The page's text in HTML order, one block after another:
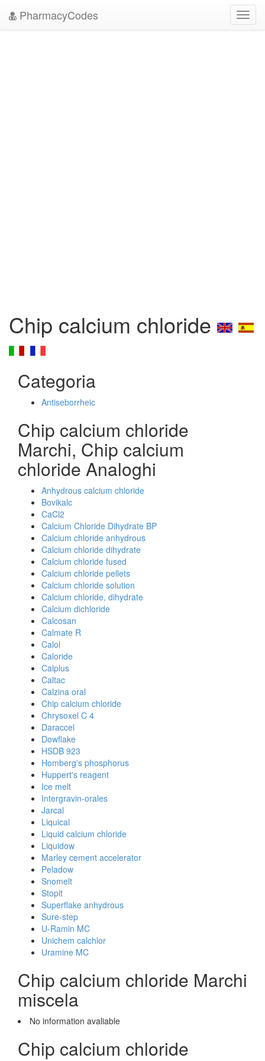
PharmacyCodes
Chip calcium chloride
Categoria
Antiseborrheic
Chip calcium chloride
Marchi, Chip calcium
chloride Analoghi
Anhydrous calcium chloride
Bovikalc
CaCl2
Calcium Chloride Dihydrate BP
Calcium chloride anhydrous
Calcium chloride dihydrate
Calcium chloride fused
Calcium chloride pellets
Calcium chloride solution
Calcium chloride, dihydrate
Calcium dichloride
Calcosan
Calmate R
Calol
Caloride
Calplus
Caltac
Calzina oral
Chip calcium chloride
Chrysoxel C 4
Daraccel
Dowflake
HSDB 923
Homberg's phosphorus
Huppert's reagent
Ice melt
Intergravin-orales
Jarcal
Liquical
Liquid calcium chloride
Liquidow
Marley cement accelerator
Peladow
Snomelt
Stopit
Superflake anhydrous
Sure-step
U-Ramin MC
Unichem calchlor
Uramine MC
Chip calcium chloride Marchi
miscela
No information avaliable
Chip calcium chloride